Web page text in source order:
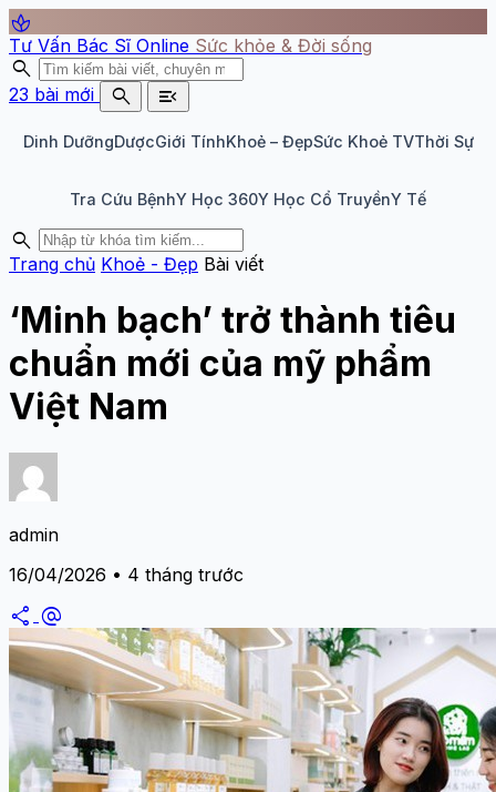
spa
Tư Vấn Bác Sĩ Online Sức khỏe & Đời sống
search
23 bài mới search menu_open
Dinh DưỡngDượcGiới TínhKhoẻ – ĐẹpSức Khoẻ TVThời Sự
Tra Cứu BệnhY Học 360Y Học Cổ TruyềnY Tế
search
Trang chủ Khoẻ - Đẹp Bài viết
‘Minh bạch’ trở thành tiêu
chuẩn mới của mỹ phẩm
Việt Nam
admin
16/04/2026 • 4 tháng trước
share alternate_email